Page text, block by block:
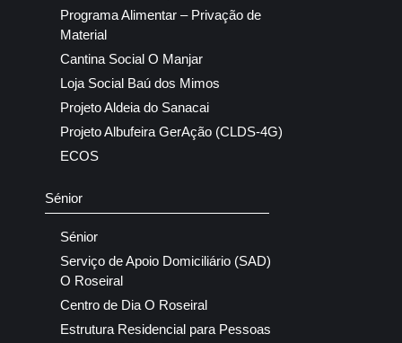
Programa Alimentar – Privação de
Material
Cantina Social O Manjar
Loja Social Baú dos Mimos
Projeto Aldeia do Sanacai
Projeto Albufeira GerAção (CLDS-4G)
ECOS
Sénior
Sénior
Serviço de Apoio Domiciliário (SAD)
O Roseiral
Centro de Dia O Roseiral
Estrutura Residencial para Pessoas